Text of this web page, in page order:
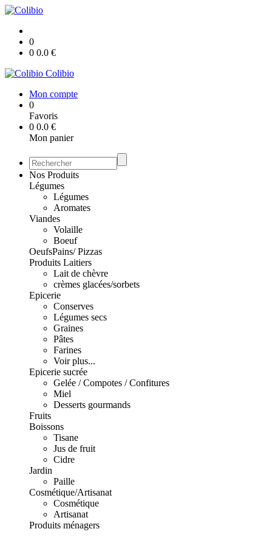
0
0 0.0 €
Colibio
Mon compte
0
Favoris
0 0.0 €
Mon panier
Nos Produits
Légumes
Légumes
Aromates
Viandes
Volaille
Boeuf
OeufsPains/ Pizzas
Produits Laitiers
Lait de chèvre
crèmes glacées/sorbets
Epicerie
Conserves
Légumes secs
Graines
Pâtes
Farines
Voir plus...
Epicerie sucrée
Gelée / Compotes / Confitures
Miel
Desserts gourmands
Fruits
Boissons
Tisane
Jus de fruit
Cidre
Jardin
Paille
Cosmétique/Artisanat
Cosmétique
Artisanat
Produits ménagers